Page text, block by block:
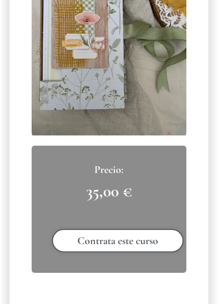
35,00 €
Contrata este curso